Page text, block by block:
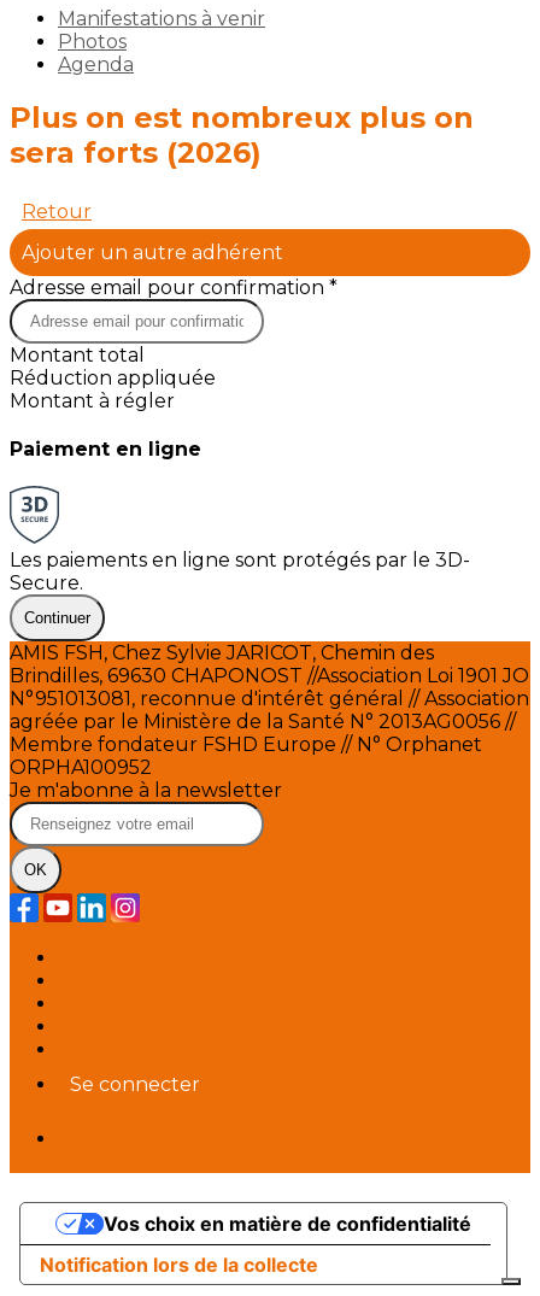
Manifestations à venir
Photos
Agenda
Plus on est nombreux plus on
sera forts (2026)
Retour
Ajouter un autre adhérent
Adresse email pour confirmation *
Montant total
Réduction appliquée
Montant à régler
Paiement en ligne
Les paiements en ligne sont protégés par le 3D-
Secure.
Continuer
AMIS FSH, Chez Sylvie JARICOT, Chemin des
Brindilles, 69630 CHAPONOST //Association Loi 1901 JO
N°951013081, reconnue d'intérêt général // Association
agréée par le Ministère de la Santé N° 2013AG0056 //
Membre fondateur FSHD Europe // N° Orphanet
ORPHA100952
Je m'abonne à la newsletter
OK
Se connecter
Notification lors de la collecte
Vos choix en matière de confidentialité